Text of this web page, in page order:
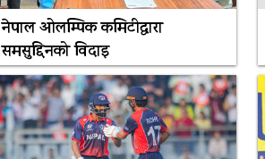
नेपाल ओलम्पिक कमिटीद्वारा
समसुद्दिनको विदाइ